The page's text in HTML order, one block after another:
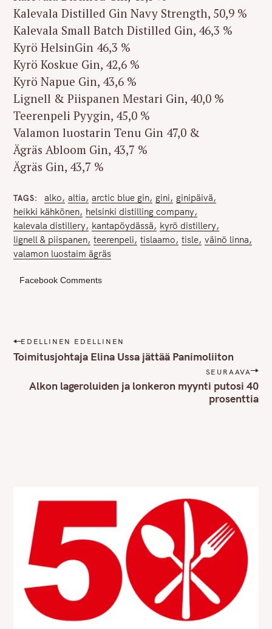
Kalevala Distilled Gin Navy Strength, 50,9 %
Kalevala Small Batch Distilled Gin, 46,3 %
Kyrö HelsinGin 46,3 %
Kyrö Koskue Gin, 42,6 %
Kyrö Napue Gin, 43,6 %
Lignell & Piispanen Mestari Gin, 40,0 %
Teerenpeli Pyygin, 45,0 %
Valamon luostarin Tenu Gin 47,0 &
Ägräs Abloom Gin, 43,7 %
Ägräs Gin, 43,7 %
TAGS alko altia arctic blue gin gini
ginipäivä
heikki kähkönen helsinki distilling company
kalevala distillery kantapöydässä
kyrö distillery
lignell & piispanen teerenpeli tislaamo tisle väinö linna
valamon luostaim ägräs
Facebook Comments
P
o
EDELLINEN EDELLINEN
Toimitusjohtaja Elina Ussa jättää Panimoliiton
SEURAAVA
Alkon lageroluiden ja lonkeron myynti putosi 40
prosenttia